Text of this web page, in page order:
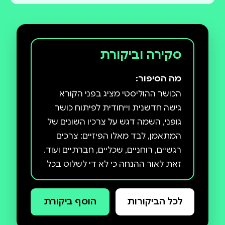
סקירה וביקורת
מה הסיפור:
הכושר ההוליסטי מציג בפני הקורא
גישה חדשנית וייחודית לפיתוח כושר
גופני, השמה דגש על צרכיו השונים של
המתאמן, לבד מאלו הפיזיים: צרכים
רגשיים, רוחניים, שכליים, חברתיים ועוד.
זאת לאור ההנחה כי לא די לשלוט בכל
מרכיבי הכושר, בעקרונות האימון
ובשיטותיו, אלא חשוב להכיר את מגוון
הגורמים הפנימיים להנעה ולהתמדה
לכל הביקורות הוסף ביקורת